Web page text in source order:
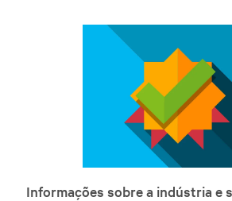
Informações sobre a indústria e